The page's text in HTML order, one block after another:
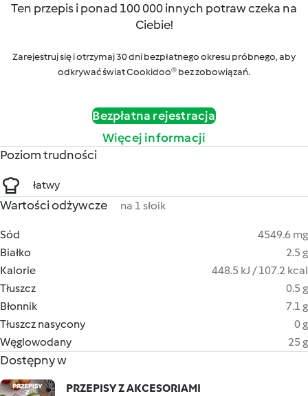
Ten przepis i ponad 100 000 innych potraw czeka na
Ciebie!
Zarejestruj się i otrzymaj 30 dni bezpłatnego okresu próbnego, aby
odkrywać świat Cookidoo® bez zobowiązań.
Bezpłatna rejestracja
Więcej informacji
Poziom trudności
łatwy
Wartości odżywcze na 1 słoik
Sód
4549.6 mg
Białko
2.5 g
Kalorie
448.5 kJ / 107.2 kcal
Tłuszcz
0.5 g
Błonnik
7.1 g
Tłuszcz nasycony
0 g
Węglowodany
25 g
Dostępny w
PRZEPISY Z AKCESORIAMI